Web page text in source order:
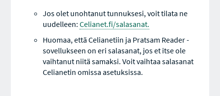
Jos olet unohtanut tunnuksesi, voit tilata ne
uudelleen:Celianet.fi/salasanat.
Huomaa, että Celianetiin ja Pratsam Reader -
sovellukseen on eri salasanat, jos et itse ole
vaihtanut niitä samaksi. Voit vaihtaa salasanat
Celianetin omissa asetuksissa.